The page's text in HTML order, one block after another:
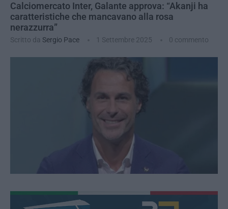
Calciomercato Inter, Galante approva: “Akanji ha
caratteristiche che mancavano alla rosa
nerazzurra”
Scritto da Sergio Pace 1 Settembre 2025 0 commento